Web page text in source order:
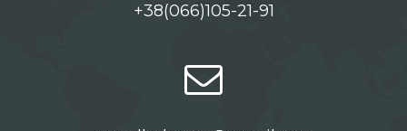
+38(066)105-21-91